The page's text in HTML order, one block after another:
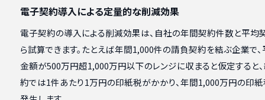
電子契約導入による定量的な削減効果
電子契約の導入による削減効果は、自社の年間契約件数と平均
ら試算できます。たとえば年間1,000件の請負契約を結ぶ企業で
金額が500万円超1,000万円以下のレンジに収まると仮定すると
約では1件あたり1万円の印紙税がかかり、年間1,000万円の印